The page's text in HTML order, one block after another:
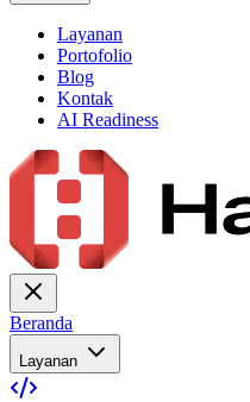
Layanan
Portofolio
Blog
Kontak
AI Readiness
Beranda
Layanan